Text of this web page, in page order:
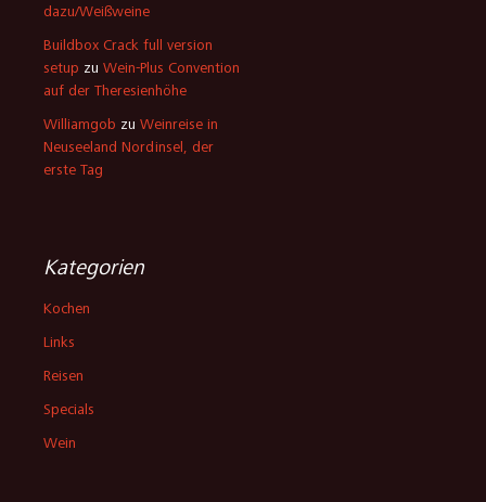
dazu/Weißweine
Buildbox Crack full version
setup zu Wein-Plus Convention
auf der Theresienhöhe
Williamgob zu Weinreise in
Neuseeland Nordinsel, der
erste Tag
Kategorien
Kochen
Links
Reisen
Specials
Wein